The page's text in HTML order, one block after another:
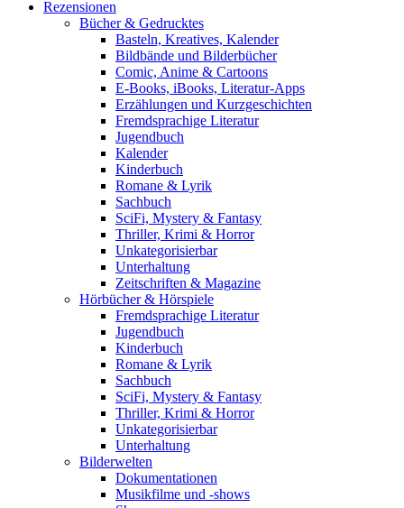
Rezensionen
Bücher & Gedrucktes
Basteln, Kreatives, Kalender
Bildbände und Bilderbücher
Comic, Anime & Cartoons
E-Books, iBooks, Literatur-Apps
Erzählungen und Kurzgeschichten
Fremdsprachige Literatur
Jugendbuch
Kalender
Kinderbuch
Romane & Lyrik
Sachbuch
SciFi, Mystery & Fantasy
Thriller, Krimi & Horror
Unkategorisierbar
Unterhaltung
Zeitschriften & Magazine
Hörbücher & Hörspiele
Fremdsprachige Literatur
Jugendbuch
Kinderbuch
Romane & Lyrik
Sachbuch
SciFi, Mystery & Fantasy
Thriller, Krimi & Horror
Unkategorisierbar
Unterhaltung
Bilderwelten
Dokumentationen
Musikfilme und -shows